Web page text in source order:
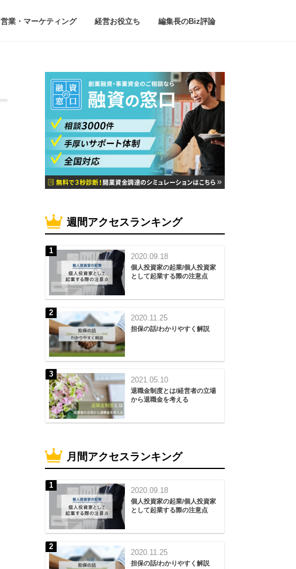
営業・マーケティング 経営お役立ち 編集長のBiz評論
週間アクセスランキング
2020.09.18
個人投資家の起業/個人投資家
として起業する際の注意点
2020.11.25
担保の話/わかりやすく解説
2021.05.10
退職金制度とは/経営者の立場
から退職金を考える
月間アクセスランキング
2020.09.18
個人投資家の起業/個人投資家
として起業する際の注意点
2020.11.25
担保の話/わかりやすく解説